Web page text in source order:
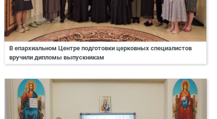
В епархиальном Центре подготовки церковных специалистов
вручили дипломы выпускникам